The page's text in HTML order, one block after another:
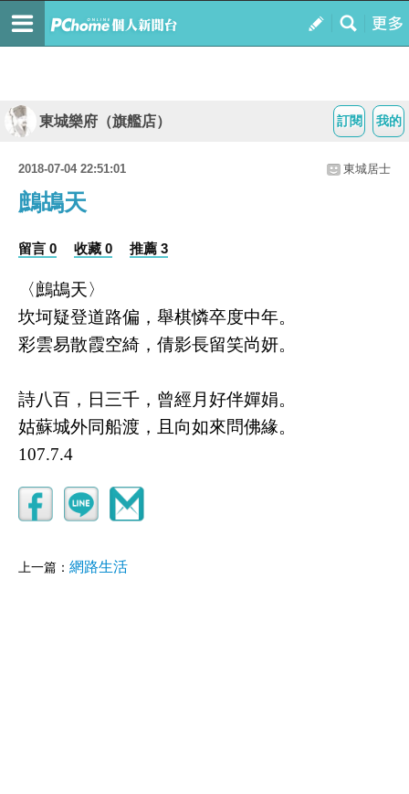
我的
訂閱
東城樂府（旗艦店）
2018-07-04 22:51:01 東城居士
鷓鴣天
留言 0 收藏 0 推薦 3
〈鷓鴣天〉
坎坷疑登道路偏，舉棋憐卒度中年。
彩雲易散霞空綺，倩影長留笑尚妍。
詩八百，日三千，曾經月好伴嬋娟。
姑蘇城外同船渡，且向如來問佛緣。
107.7.4
上一篇： 網路生活